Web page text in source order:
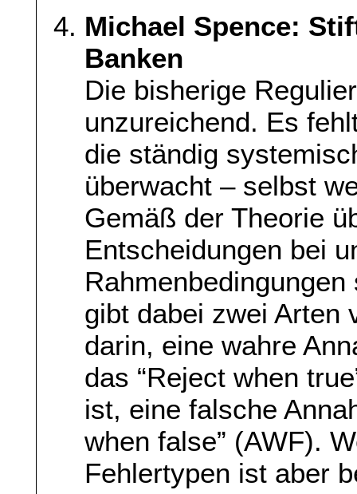
Michael Spence:
Banken
Die bisherige
unzureichend. Es
die ständig
überwacht – selbst
Gemäß der Theorie
Entscheidungen bei
gibt dabei zwei Arten
darin, eine wahre
das “Reject when
ist, eine falsche
when false” (AWF).
Fehlertypen ist aber